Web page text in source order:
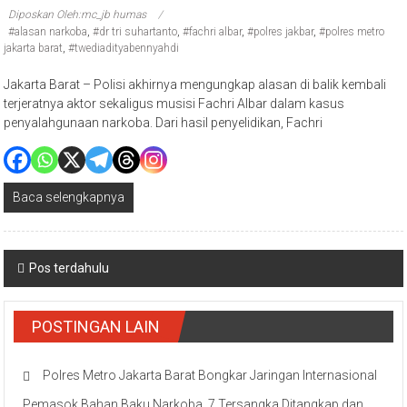
Diposkan Oleh:mc_jb humas
#alasan narkoba ,#dr tri suhartanto ,#fachri albar,#polres jakbar,#polres metro
jakarta barat ,#twediadityabennyahdi
Jakarta Barat – Polisi akhirnya mengungkap alasan di balik kembali
terjeratnya aktor sekaligus musisi Fachri Albar dalam kasus
penyalahgunaan narkoba. Dari hasil penyelidikan, Fachri
Baca selengkapnya
Navigasi
pos
Pos terdahulu
POSTINGAN LAIN
Polres Metro Jakarta Barat Bongkar Jaringan Internasional
Pemasok Bahan Baku Narkoba, 7 Tersangka Ditangkap dan